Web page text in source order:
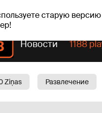
старую
+24°C Aisma,
Новости 1188
Ziņas Развлечение